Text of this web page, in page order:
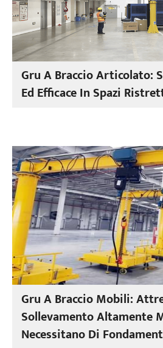
Gru A Braccio Articolato:
Ed Efficace In Spazi
Gru A Braccio Mobili:
Sollevamento Altamente
Necessitano Di